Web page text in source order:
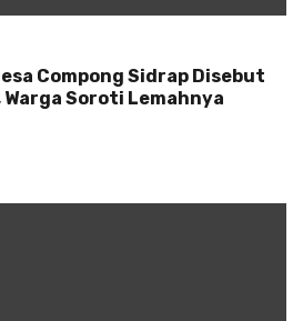
Compong Sidrap Disebut
Soroti Lemahnya